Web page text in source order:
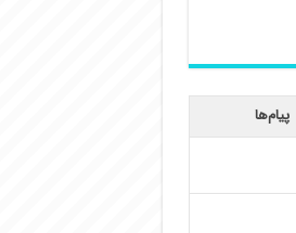
پیام‌ها